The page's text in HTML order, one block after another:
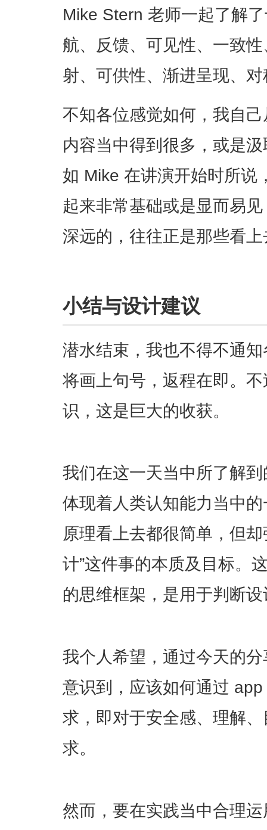
Mike Stern 老师一起了解
航、反馈、可见性、一致
射、可供性、渐进呈现、
不知各位感觉如何，我自
内容当中得到很多，或是
如 Mike 在讲演开始时所说
起来非常基础或是显而易
深远的，往往正是那些看
小结与设计建议
潜水结束，我也不得不通
将画上句号，返程在即。
识，这是巨大的收获。
我们在这一天当中所了解
体现着人类认知能力当中
原理看上去都很简单，但
计”这件事的本质及目标。
的思维框架，是用于判断
我个人希望，通过今天的
意识到，应该如何通过
求，即对于安全感、理解
求。
然而，要在实践当中合理